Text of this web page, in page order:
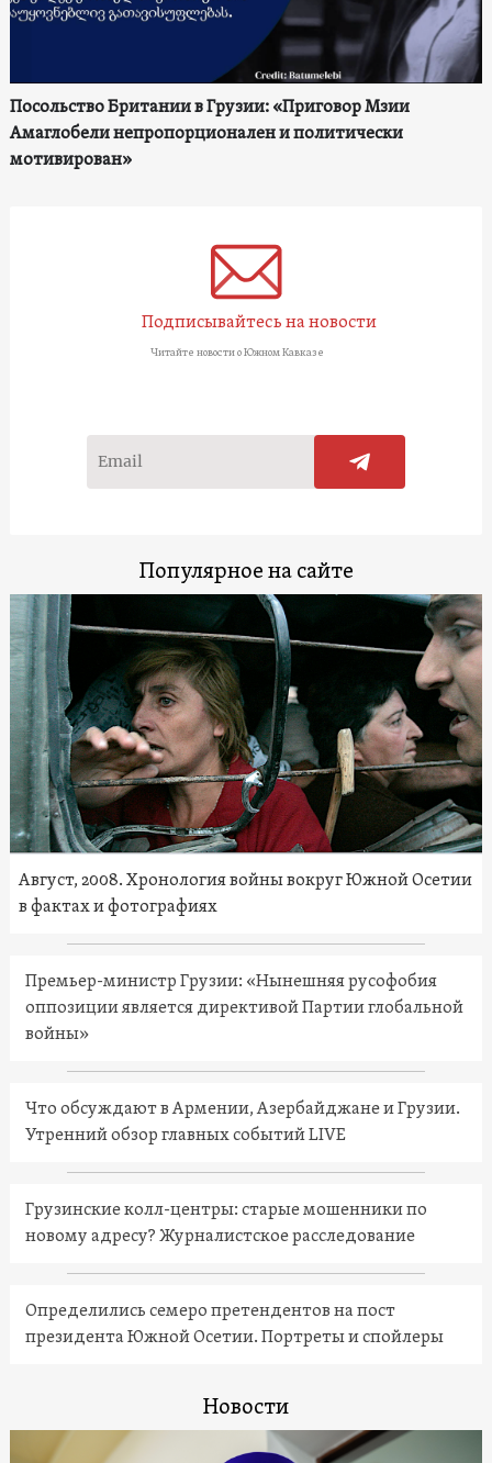
Посольство Британии в Грузии: «Приговор Мзии
Амаглобели непропорционален и политически
мотивирован»
Подписывайтесь на новости
Читайте новости о Южном Кавказе
Популярное на сайте
Август, 2008. Хронология войны вокруг Южной Осетии
в фактах и фотографиях
Премьер-министр Грузии: «Нынешняя русофобия
оппозиции является директивой Партии глобальной
войны»
Что обсуждают в Армении, Азербайджане и Грузии.
Утренний обзор главных событий LIVE
Грузинские колл-центры: старые мошенники по
новому адресу? Журналистское расследование
Определились семеро претендентов на пост
президента Южной Осетии. Портреты и спойлеры
Новости